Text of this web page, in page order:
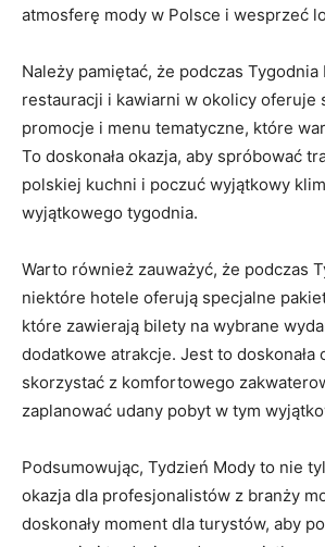
atmosferę mody w Polsce i ‌wesprzeć
Należy pamiętać, że ⁤podczas Tygodnia
restauracji i kawiarni w okolicy oferuje
promocje i menu tematyczne, które
To doskonała okazja, ‍aby spróbować
polskiej kuchni i poczuć wyjątkowy
wyjątkowego⁣ tygodnia.
Warto‍ również zauważyć, że podczas
niektóre hotele oferują specjalne
które zawierają bilety na wybrane
dodatkowe atrakcje. Jest to doskonała
skorzystać z komfortowego
zaplanować⁣ udany pobyt w tym
Podsumowując, Tydzień ⁢Mody to nie
okazja dla profesjonalistów z branży
doskonały moment dla turystów, aby